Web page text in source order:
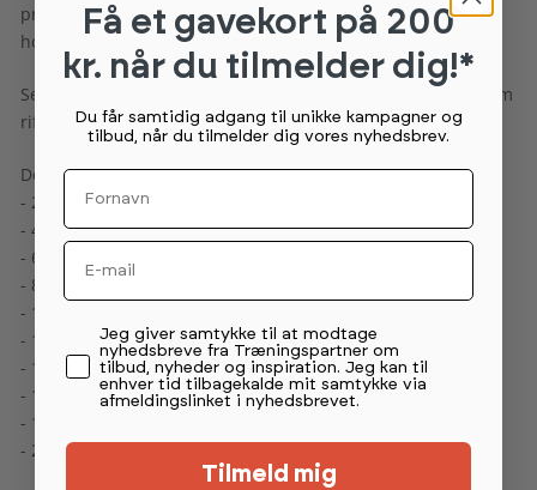
produceret i en kraftig kvalitets urethane gummi, som kan
holde til et hårdt og vedvarende brug.
Selve grebet på håndvægtene er 32 mm Ø og har en medium
rifling, som giver et rigtig godt greb.
Dette sæt indeholder følgende håndvægte (1 sæt af hver):
- 2 kg.
- 4 kg.
- 6 kg.
- 8 kg.
- 10 kg.
- 12 kg.
- 14 kg.
- 16 kg.
- 18 kg.
- 20 kg.
Få et gavekort på 200
kr. når du tilmelder dig!*
Du får samtidig adgang til unikke kampagner og
tilbud, når du tilmelder dig vores nyhedsbrev.
Fornavn
Email
Permission tekst
Jeg giver samtykke til at modtage
nyhedsbreve fra Træningspartner om
tilbud, nyheder og inspiration. Jeg kan til
enhver tid tilbagekalde mit samtykke via
afmeldingslinket i nyhedsbrevet.
Tilmeld mig